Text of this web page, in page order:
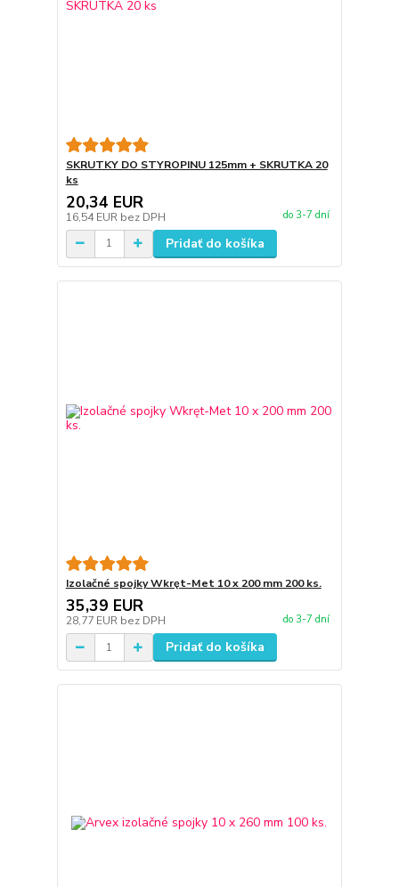
SKRUTKY DO STYROPINU 125mm + SKRUTKA 20
ks
20,34 EUR
16,54 EUR bez DPH do 3-7 dní
Pridať do košíka
Izolačné spojky Wkręt-Met 10 x 200 mm 200 ks.
35,39 EUR
28,77 EUR bez DPH do 3-7 dní
Pridať do košíka